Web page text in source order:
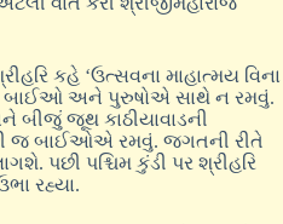
કહે ‘ઉત્સવના માહાત્મય વિના
બાઈઓ અને પુરુષોએ સાથે ન રમવું.
જૂથ કાઠીયાવાડની
જ બાઈઓએ રમવું. જગતની રીતે
પછી પશ્ચિમ કુંડી પર શ્રીહરિ
રહ્યા.